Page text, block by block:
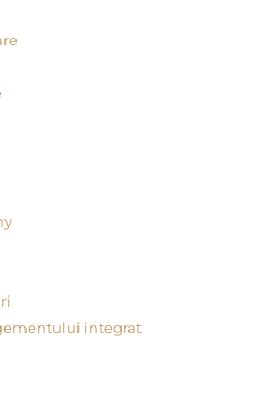
integrat